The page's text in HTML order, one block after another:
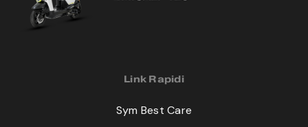
Link Rapidi
Sym Best Care